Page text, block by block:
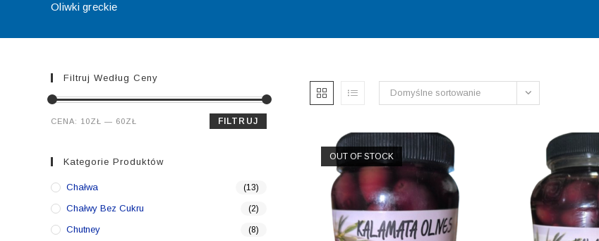
Oliwki greckie
Domyślne sortowanie
OUT OF STOCK
Filtruj Według Ceny
Cena
Cena
FILTRUJ
CENA: 10ZŁ — 60ZŁ
Kategorie Produktów
Chałwa (13)
Chałwy Bez Cukru (2)
Chutney (8)